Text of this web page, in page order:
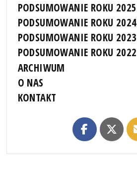
PODSUMOWANIE ROKU 2025
PODSUMOWANIE ROKU 2024
PODSUMOWANIE ROKU 2023
PODSUMOWANIE ROKU 2022
ARCHIWUM
O NAS
KONTAKT